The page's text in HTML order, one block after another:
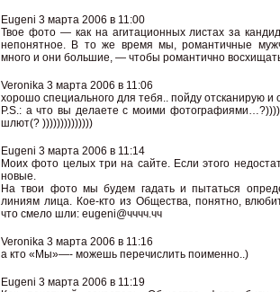
Eugeni 3 марта 2006 в 11:00
Твое фото — как на агитационных листах за
непонятное. В то же время мы, романтичные
много и они большие, — чтобы романтично
Veronika 3 марта 2006 в 11:06
хорошо специального для тебя.. пойду отсканирую
P.S.: а что вы делаете с моими
шлют(? ))))))))))))))
Eugeni 3 марта 2006 в 11:14
Моих фото целых три на сайте. Если этого
новые.
На твои фото мы будем гадать и пытаться
линиям лица. Кое-кто из Общества, понятно,
что смело шли: eugeni@чччч.чч
Veronika 3 марта 2006 в 11:16
а кто «Мы»—- можешь перечислить поименно..)
Eugeni 3 марта 2006 в 11:19